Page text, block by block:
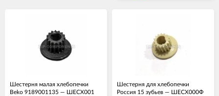
Шестерня малая хлебопечки
Beko 9189001135 — ШЕСХ001
Шестерня для хлебопечки
Россия 15 зубьев — ШЕСХ000Ф